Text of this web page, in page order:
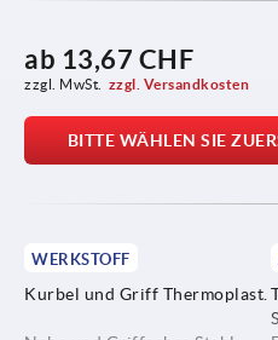
ab 13,67 CHF
zzgl. MwSt. zzgl. Versandkosten
BITTE WÄHLEN SIE
WERKSTOFF
Kurbel und Griff Thermoplast.